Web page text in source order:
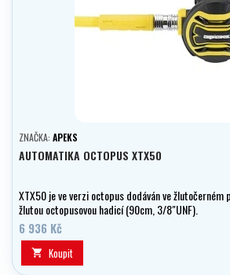
ZNAČKA: APEKS
AUTOMATIKA OCTOPUS XTX50
XTX50 je ve verzi octopus dodáván ve žlutočerném
žlutou octopusovou hadicí (90cm, 3/8"UNF).
6 936 Kč
 Koupit